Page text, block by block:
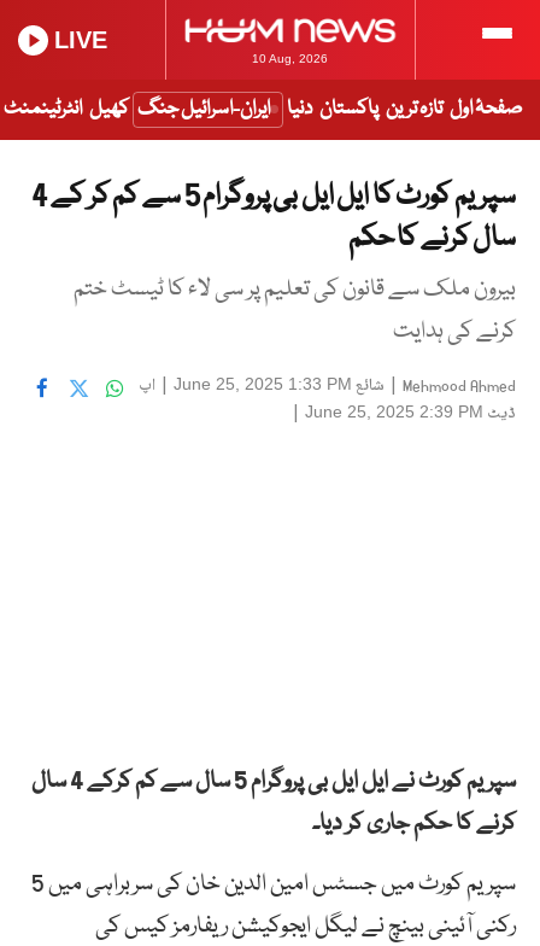
10 Aug, 2026
LIVE
صفحۂ اول تازہ ترین پاکستان دنیا ایران-اسرائیل جنگ کھیل انٹرٹینمنٹ
سپریم کورٹ کا ایل ایل بی پروگرام 5 سے کم کر کے 4
سال کرنے کا حکم
بیرون ملک سے قانون کی تعلیم پر سی لاء کا ٹیسٹ ختم
کرنے کی ہدایت
Mehmood Ahmed
| شائع June 25, 2025 1:33 PM
| اپ
ڈیٹ June 25, 2025 2:39 PM
|
سپریم کورٹ نے ایل ایل بی پروگرام 5 سال سے کم کرکے 4 سال
کرنے کا حکم جاری کر دیا۔
سپریم کورٹ میں جسٹس امین الدین خان کی سربراہی میں 5
رکنی آئینی بینچ نے لیگل ایجوکیشن ریفارمز کیس کی